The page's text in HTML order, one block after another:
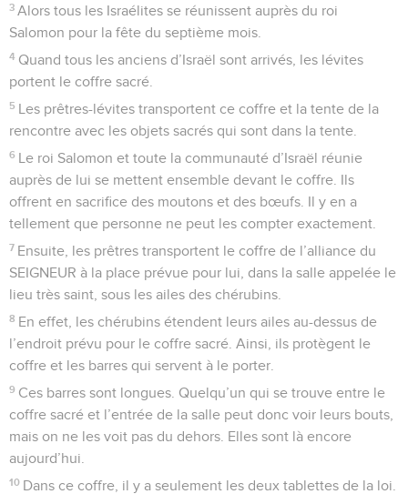
3 Alors tous les Israélites se réunissent auprès du roi
Salomon pour la fête du septième mois.
4 Quand tous les anciens d’Israël sont arrivés, les lévites
portent le coffre sacré.
5 Les prêtres-lévites transportent ce coffre et la tente de la
rencontre avec les objets sacrés qui sont dans la tente.
6 Le roi Salomon et toute la communauté d’Israël réunie
auprès de lui se mettent ensemble devant le coffre. Ils
offrent en sacrifice des moutons et des bœufs. Il y en a
tellement que personne ne peut les compter exactement.
7 Ensuite, les prêtres transportent le coffre de l’alliance du
SEIGNEUR à la place prévue pour lui, dans la salle appelée le
lieu très saint, sous les ailes des chérubins.
8 En effet, les chérubins étendent leurs ailes au-dessus de
l’endroit prévu pour le coffre sacré. Ainsi, ils protègent le
coffre et les barres qui servent à le porter.
9 Ces barres sont longues. Quelqu’un qui se trouve entre le
coffre sacré et l’entrée de la salle peut donc voir leurs bouts,
mais on ne les voit pas du dehors. Elles sont là encore
aujourd’hui.
10 Dans ce coffre, il y a seulement les deux tablettes de la loi.